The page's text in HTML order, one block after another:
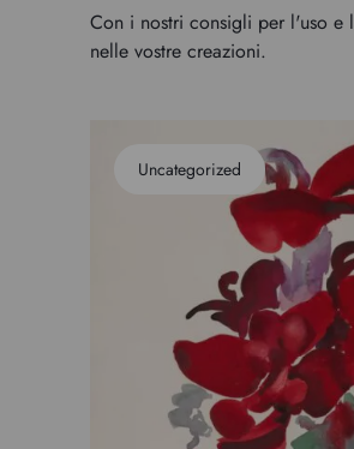
Con i nostri consigli per l'uso e
nelle vostre creazioni.
Uncategorized